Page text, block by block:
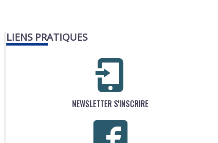
LIENS PRATIQUES
NEWSLETTER S'INSCRIRE